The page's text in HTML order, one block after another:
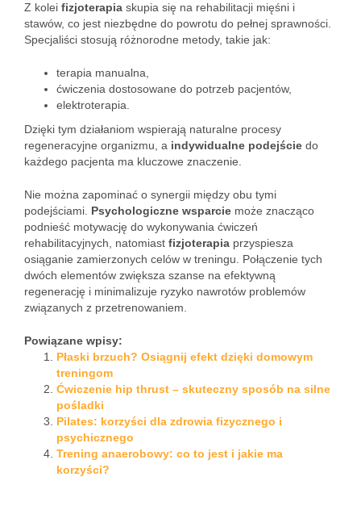
Z kolei fizjoterapia skupia się na rehabilitacji mięśni i
stawów, co jest niezbędne do powrotu do pełnej sprawności.
Specjaliści stosują różnorodne metody, takie jak:
terapia manualna,
ćwiczenia dostosowane do potrzeb pacjentów,
elektroterapia.
Dzięki tym działaniom wspierają naturalne procesy
regeneracyjne organizmu, a indywidualne podejście do
każdego pacjenta ma kluczowe znaczenie.
Nie można zapominać o synergii między obu tymi
podejściami. Psychologiczne wsparcie może znacząco
podnieść motywację do wykonywania ćwiczeń
rehabilitacyjnych, natomiast fizjoterapia przyspiesza
osiąganie zamierzonych celów w treningu. Połączenie tych
dwóch elementów zwiększa szanse na efektywną
regenerację i minimalizuje ryzyko nawrotów problemów
związanych z przetrenowaniem.
Powiązane wpisy:
Płaski brzuch? Osiągnij efekt dzięki domowym
treningom
Ćwiczenie hip thrust – skuteczny sposób na silne
pośladki
Pilates: korzyści dla zdrowia fizycznego i
psychicznego
Trening anaerobowy: co to jest i jakie ma
korzyści?